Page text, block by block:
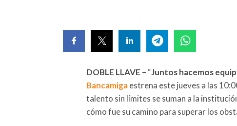
DOBLE LLAVE – “Juntos hacemos
Bancamigaestrena este jueves a las
talento sin límites se suman a la
cómo fue su camino para superar los